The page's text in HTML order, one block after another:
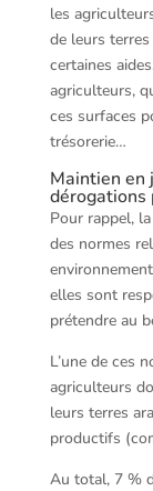
les
de leurs
certaines
agriculteurs,
ces surfaces
trésorerie…
Maintien en
dérogations
Pour rappel,
des normes
elles sont
prétendre au
L’une de ces
agriculteurs
leurs terres
productifs
Au total, 7 %